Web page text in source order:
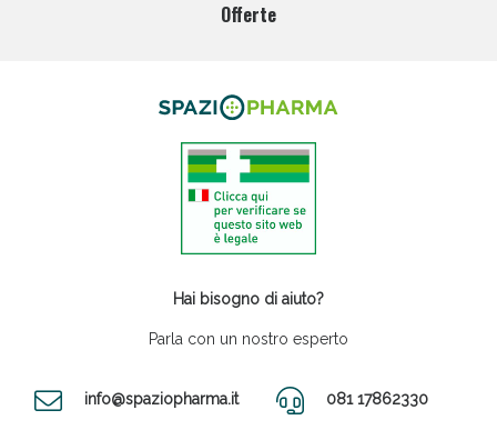
Offerte
Hai bisogno di aiuto?
Parla con un nostro esperto
info@spaziopharma.it 081 17862330